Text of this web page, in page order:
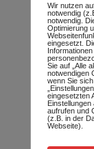
Wer schreibt
Wir nutzen
notwendig
notwendig.
Optimierung
eingesetzt.
Sie auf „Alle
notwendigen
wenn Sie
eingesetzten
aufrufen und
(z.B. in der
Webseite).